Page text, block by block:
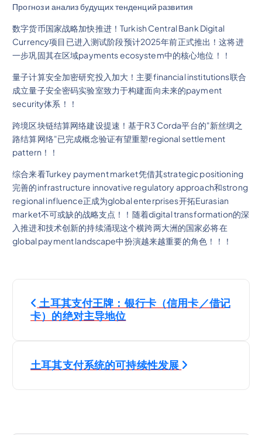
Прогноз и анализ будущих тенденций развития
数字货币国家战略加快推进！Turkish Central Bank Digital
Currency项目已进入测试阶段预计2025年前正式推出！这将进
一步巩固其在区域payments ecosystem中的核心地位！！
量子计算安全加密研究投入加大！主要financial institutions联合
成立量子安全密码实验室致力于构建面向未来的payment
security体系！！
跨境区块链结算网络建设提速！基于R3 Corda平台的"新丝绸之
路结算网络"已完成概念验证有望重塑regional settlement
pattern！！
综合来看Turkey payment market凭借其strategic positioning
完善的infrastructure innovative regulatory approach和strong
regional influence正成为global enterprises开拓Eurasian
market不可或缺的战略支点！！随着digital transformation的深
入推进和技术创新的持续涌现这个横跨两大洲的国家必将在
global payment landscape中扮演越来越重要的角色！！！
土耳其支付王牌：银行卡（信用卡／借记
卡）的绝对主导地位
土耳其支付系统的可持续性发展